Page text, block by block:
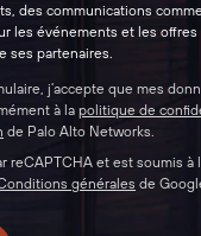
des communications
les événements et les offres
ses partenaires.
j’accepte que mes
à la politique de
de Palo Alto Networks.
reCAPTCHA et est soumis à
générales de